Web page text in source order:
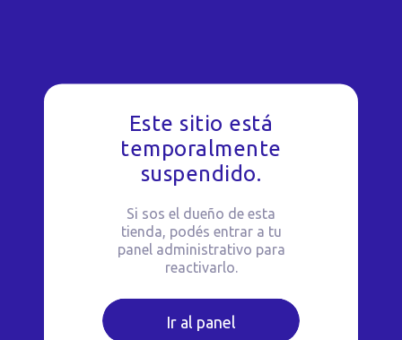
Este sitio está
temporalmente
suspendido.
Si sos el dueño de esta
tienda, podés entrar a tu
panel administrativo para
reactivarlo.
Ir al panel